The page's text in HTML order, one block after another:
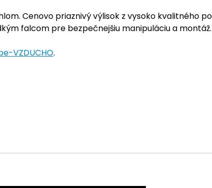
Cenovo priaznivý výlisok z vysoko kvalitného
falcom pre bezpečnejšiu manipuláciu a montáž.
VZDUCHO.